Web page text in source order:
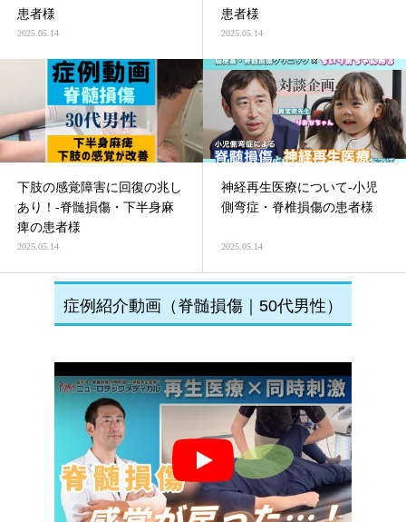
患者様
2025.05.14
患者様
2025.05.14
下肢の感覚障害に回復の兆し
あり！-脊髄損傷・下半身麻
痺の患者様
2025.05.14
神経再生医療について-小児
側弯症・脊椎損傷の患者様
2025.05.14
症例紹介動画（脊髄損傷｜50代男性）
Play